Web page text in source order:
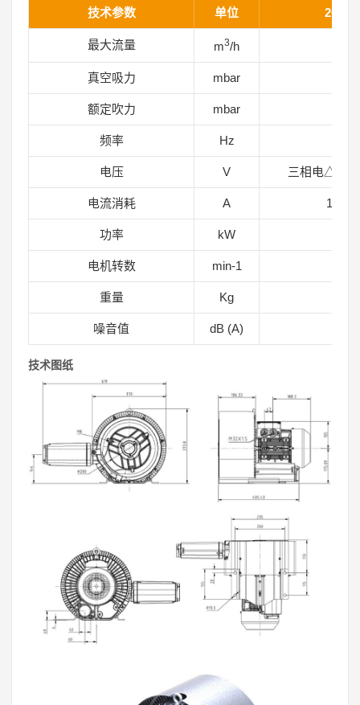
技术参数 单位
最大流量 m3/h
真空吸力 mbar
额定吹力 mbar
频率 Hz
电压 V 三相电△200-
电流消耗 A
功率 kW
电机转数 min-1
重量 Kg
噪音值 dB (A)
技术图纸